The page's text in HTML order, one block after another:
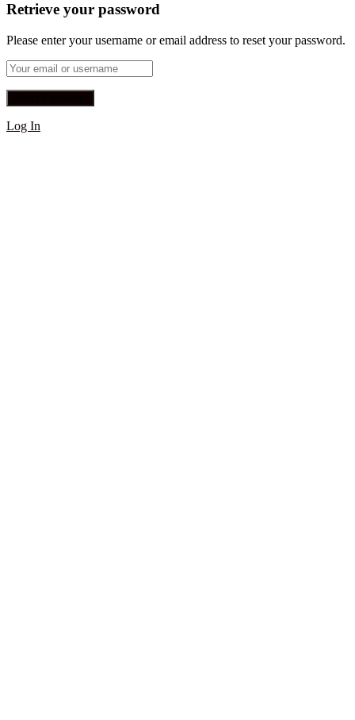
Retrieve your password
Please enter your username or email address to reset your password.
Log In